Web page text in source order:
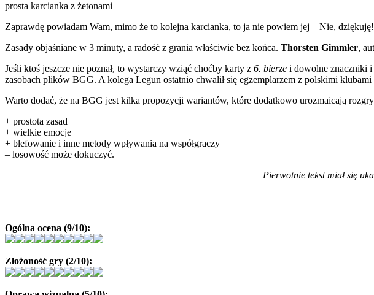
prosta karcianka z żetonami
Zaprawdę powiadam Wam, mimo że to kolejna karcianka, to ja nie powiem jej – Nie, dziękuję!
Zasady objaśniane w 3 minuty, a radość z grania właściwie bez końca. Thorsten Gimmler,
Jeśli ktoś jeszcze nie poznał, to wystarczy wziąć choćby karty z 6. bierze i dowolne znaczniki i
zasobach plików BGG. A kolega Legun ostatnio chwalił się egzemplarzem z polskimi
Warto dodać, że na BGG jest kilka propozycji wariantów, które dodatkowo urozmaicają
+ prostota zasad
+ wielkie emocje
+ blefowanie i inne metody wpływania na współgraczy
– losowość może dokuczyć.
Pierwotnie tekst miał się
Ogólna ocena (9/10):
Złożoność gry (2/10):